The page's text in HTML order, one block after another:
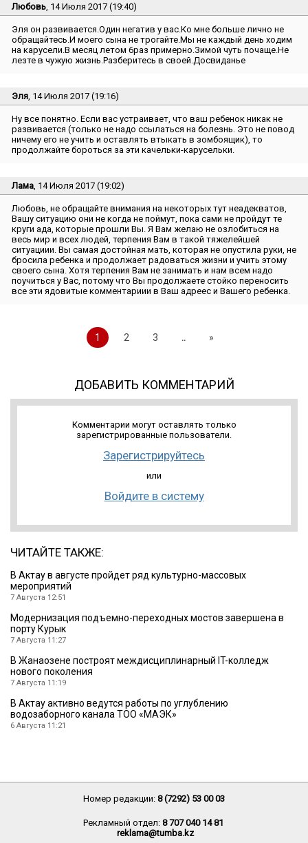
Любовь, 14 Июля 2017 (19:40)
Эля он развивается.Один негатив у вас.Ко мне больше лично не
обращайтесь.И моего сына не трогайте.Мы не каждый день ходим
на карусели.В месяц летом 6раз примерно.Зимой чуть почаще.Не
лезте в чужую жизнь.Разберитесь в своей.Досвиданье
Эля, 14 Июля 2017 (19:16)
Ну все понятно. Если вас устраивает, что ваш ребенок никак не
развивается (только не надо ссылаться на болезнь. Это не повод
ничему его не учить и оставлять втыкать в зомбоящик), то
продолжайте бороться за эти качельки-карусельки.
Лама, 14 Июля 2017 (19:02)
Любовь, не обращайте внимания на некоторых тут неадекватов,
Вашу ситуацию они не когда не поймут, пока сами не пройдут те
круги ада, которые прошли Вы. Я Вам желаю не озлобиться на
весь мир и всех людей, терпения Вам в такой тяжелейшей
ситуациии. Вы самая достойная мать, которая не опустила руки, не
бросила ребенка и продолжает радоваться жизни и учить этому
своего сына. Хотя терпения Вам не занимать и нам всем надо
поучиться у Вас, потому что Вы продолжаете стойко переносить
все эти ядовитые комментариии в Ваш адреес и Вашего ребенка.
1 2 3 .. »
ДОБАВИТЬ КОММЕНТАРИЙ
Комментарии могут оставлять только
зарегистрированные пользователи.
Зарегистрируйтесь
или
Войдите в систему
ЧИТАЙТЕ ТАКЖЕ:
В Актау в августе пройдет ряд культурно-массовых
мероприятий
7 Августа 12:51
Модернизация подъемно-переходных мостов завершена в
порту Курык
7 Августа 11:27
В Жанаозене построят междисциплинарный IT-колледж
нового поколения
7 Августа 11:19
В Актау активно ведутся работы по углублению
водозаборного канала ТОО «МАЭК»
6 Августа 11:21
Номер редакции: 8 (7292) 53 00 03
Рекламный отдел: 8 707 040 14 81
reklama@tumba.kz